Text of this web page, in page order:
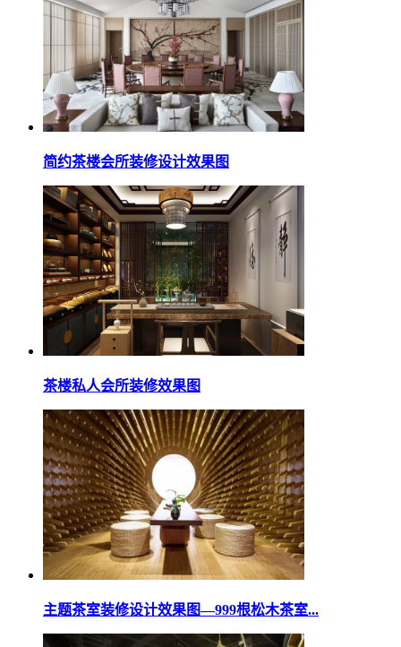
简约茶楼会所装修设计效果图
茶楼私人会所装修效果图
主题茶室装修设计效果图—999根松木茶室...